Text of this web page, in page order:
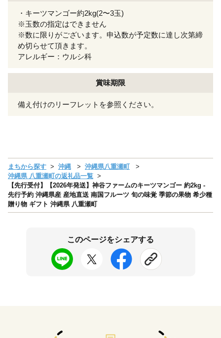
・キーツマンゴー約2kg(2〜3玉)
※玉数の指定はできません
※数に限りがございます。申込数が予定数に達し次第締
め切らせて頂きます。
アレルギー：ウルシ科
賞味期限
備え付けのリーフレットを参照ください。
まちから探す 沖縄
沖縄県八重瀬町
沖縄県 八重瀬町の返礼品一覧
【先行受付】【2026年発送】神谷ファームのキーツマンゴー 約2kg -
先行予約 沖縄県産 産地直送 南国フルーツ 旬の味覚 季節の果物 希少種
贈り物 ギフト 沖縄県 八重瀬町
このページをシェアする